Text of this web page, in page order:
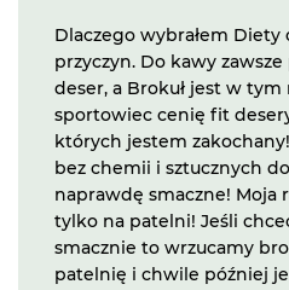
Kacper Formela
Profesjonalny
Dlaczego wybrałem Diety
przyczyn. Do kawy zawsze
deser, a Brokuł jest w tym